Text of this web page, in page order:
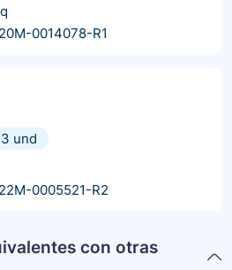
0014078-R1
3 und
0005521-R2
con otras